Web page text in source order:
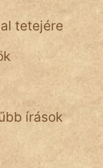
tetejére
írások